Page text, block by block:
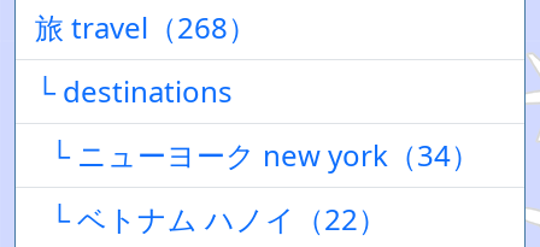
旅 travel（268）
└ destinations
└ ニューヨーク new york（34）
└ ベトナム ハノイ（22）